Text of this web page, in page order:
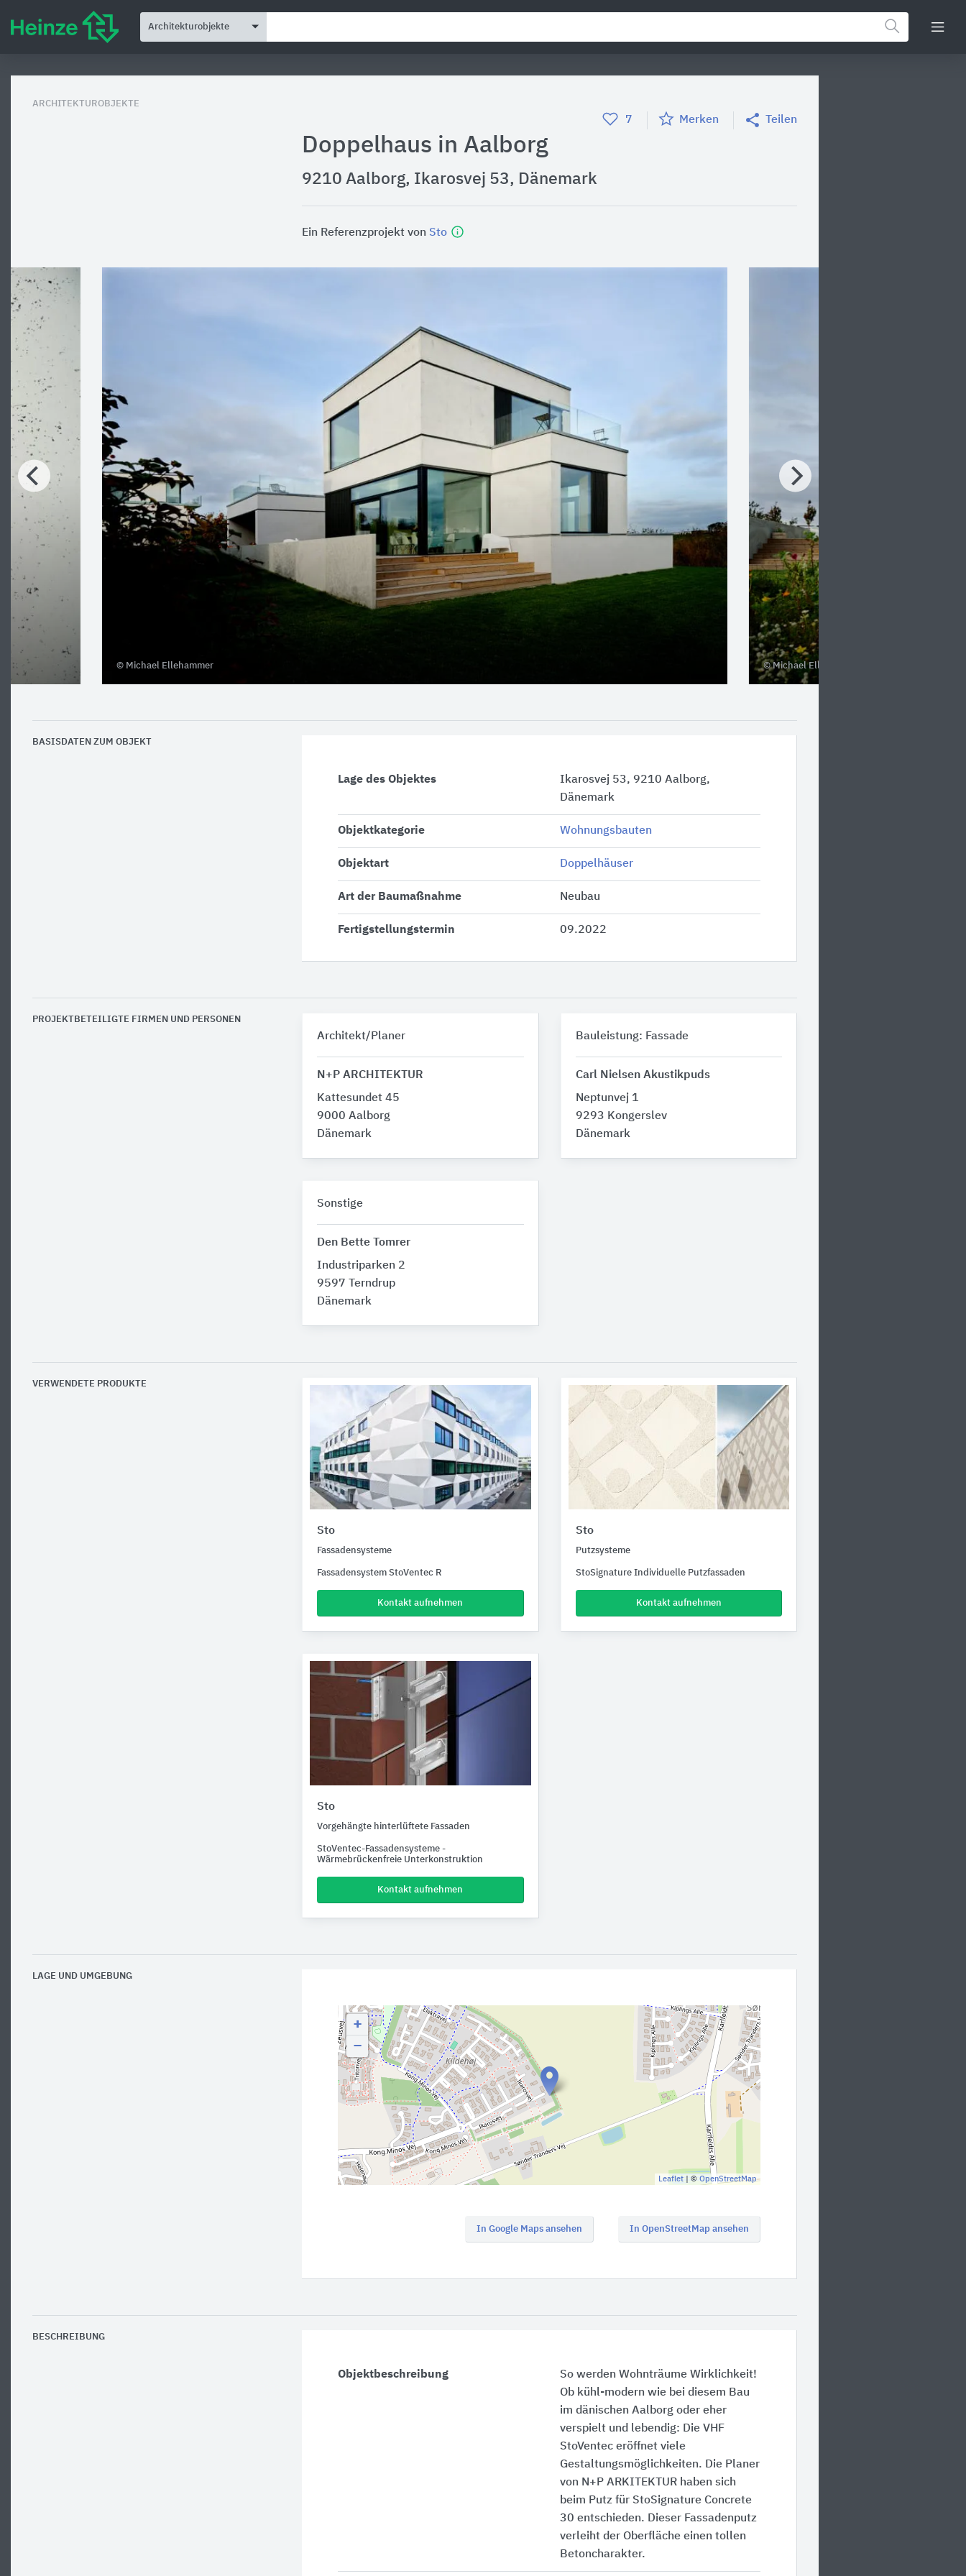
Architekturobjekte
ARCHITEKTUROBJEKTE
7 Merken Teilen
Doppelhaus in Aalborg
9210 Aalborg, Ikarosvej 53, Dänemark
Ein Referenzprojekt von Sto
© Michael Ellehammer © Michael Ellehammer
BASISDATEN ZUM OBJEKT
Lage des Objektes
Ikarosvej 53, 9210 Aalborg,
Dänemark
Objektkategorie Wohnungsbauten
Objektart Doppelhäuser
Art der Baumaßnahme Neubau
Fertigstellungstermin 09.2022
PROJEKTBETEILIGTE FIRMEN UND PERSONEN
Architekt/Planer
N+P ARCHITEKTUR
Kattesundet 45
9000 Aalborg
Dänemark
Bauleistung: Fassade
Carl Nielsen Akustikpuds
Neptunvej 1
9293 Kongerslev
Dänemark
Sonstige
Den Bette Tomrer
Industriparken 2
9597 Terndrup
Dänemark
VERWENDETE PRODUKTE
Sto
Fassadensysteme
Fassadensystem StoVentec R
Kontakt aufnehmen
Sto
Putzsysteme
StoSignature Individuelle Putzfassaden
Kontakt aufnehmen
Sto
Vorgehängte hinterlüftete Fassaden
StoVentec-Fassadensysteme -
Wärmebrückenfreie Unterkonstruktion
Kontakt aufnehmen
LAGE UND UMGEBUNG
+
−
Leaflet | © OpenStreetMap
In Google Maps ansehen In OpenStreetMap ansehen
BESCHREIBUNG
Objektbeschreibung
So werden Wohnträume Wirklichkeit!
Ob kühl-modern wie bei diesem Bau
im dänischen Aalborg oder eher
verspielt und lebendig: Die VHF
StoVentec eröffnet viele
Gestaltungsmöglichkeiten. Die Planer
von N+P ARKITEKTUR haben sich
beim Putz für StoSignature Concrete
30 entschieden. Dieser Fassadenputz
verleiht der Oberfläche einen tollen
Betoncharakter.